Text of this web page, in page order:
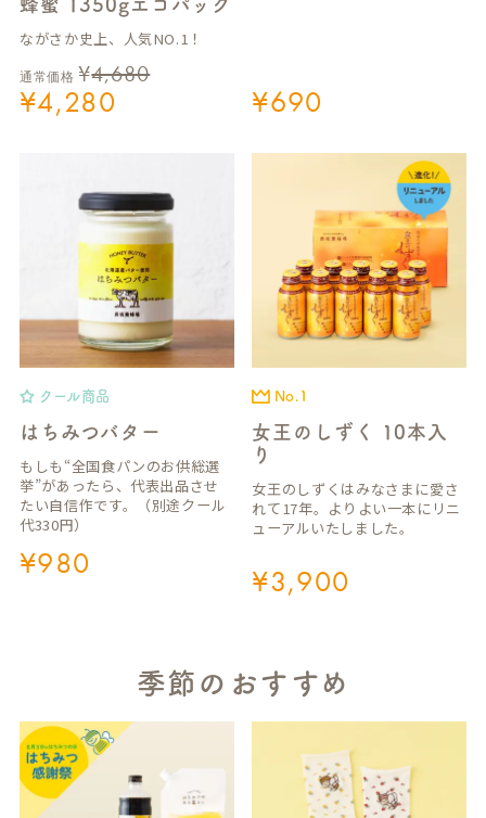
蜂蜜 1350gエコパック
ながさか史上、人気NO.1！
通常価格 ¥4,680
¥4,280 ¥690
クール商品
はちみつバター
もしも“全国食パンのお供総選
挙”があったら、代表出品させ
たい自信作です。（別途クール
代330円）
¥980
No.1
女王のしずく 10本入
り
女王のしずくはみなさまに愛さ
れて17年。よりよい一本にリニ
ューアルいたしました。
¥3,900
季節のおすすめ